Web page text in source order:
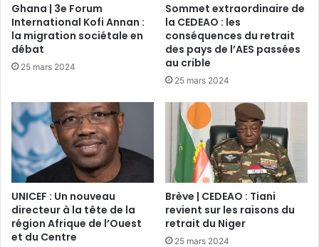
Ghana | 3e Forum
International Kofi Annan :
la migration sociétale en
débat
25 mars 2024
Sommet extraordinaire de
la CEDEAO : les
conséquences du retrait
des pays de l’AES passées
au crible
25 mars 2024
UNICEF : Un nouveau
directeur à la tête de la
région Afrique de l’Ouest
et du Centre
Brève | CEDEAO : Tiani
revient sur les raisons du
retrait du Niger
25 mars 2024